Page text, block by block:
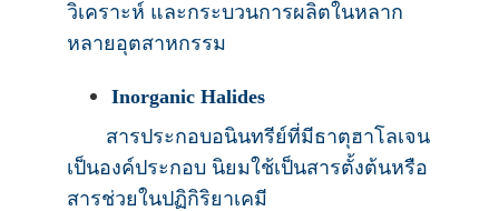
วิเคราะห์ และกระบวนการผลิตในหลาก
หลายอุตสาหกรรม
Inorganic Halides
สารประกอบอนินทรีย์ที่มีธาตุฮาโลเจน
เป็นองค์ประกอบ นิยมใช้เป็นสารตั้งต้นหรือ
สารช่วยในปฏิกิริยาเคมี